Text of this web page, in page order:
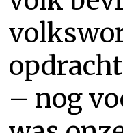
– nog